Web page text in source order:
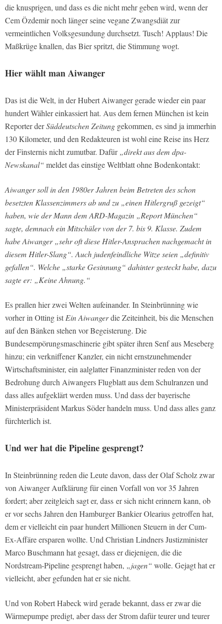
die knusprigen, und dass es die nicht mehr geben wird, wenn der
Cem Özdemir noch länger seine vegane Zwangsdiät zur
vermeintlichen Volksgesundung durchsetzt. Tusch! Applaus! Die
Maßkrüge knallen, das Bier spritzt, die Stimmung wogt.
Hier wählt man Aiwanger
Das ist die Welt, in der Hubert Aiwanger gerade wieder ein paar
hundert Wähler einkassiert hat. Aus dem fernen München ist kein
Reporter derSüddeutschen Zeitung gekommen, es sind ja immerhin
130 Kilometer, und den Redakteuren ist wohl eine Reise ins Herz
der Finsternis nicht zumutbar. Dafür„direkt aus dem dpa-
Newskanal“ meldet das einstige Weltblatt ohne Bodenkontakt:
Aiwanger soll in den 1980er Jahren beim Betreten des schon
besetzten Klassenzimmers ab und zu „einen Hitlergruß gezeigt“
haben, wie der Mann dem ARD-Magazin „Report München“
sagte, demnach ein Mitschüler von der 7. bis 9. Klasse. Zudem
habe Aiwanger „sehr oft diese Hitler-Ansprachen nachgemacht in
diesem Hitler-Slang“. Auch judenfeindliche Witze seien „definitiv
gefallen“. Welche „starke Gesinnung“ dahinter gesteckt habe, dazu
sagte er: „Keine Ahnung.“
Es prallen hier zwei Welten aufeinander. In Steinbrünning wie
vorher in Otting ist Ein Aiwangerdie Zeiteinheit, bis die Menschen
auf den Bänken stehen vor Begeisterung. Die
Bundesempörungsmaschinerie gibt später ihren Senf aus Meseberg
hinzu; ein verkniffener Kanzler, ein nicht ernstzunehmender
Wirtschaftsminister, ein aalglatter Finanzminister reden von der
Bedrohung durch Aiwangers Flugblatt aus dem Schulranzen und
dass alles aufgeklärt werden muss. Und dass der bayerische
Ministerpräsident Markus Söder handeln muss. Und dass alles ganz
fürchterlich ist.
Und wer hat die Pipeline gesprengt?
In Steinbrünning reden die Leute davon, dass der Olaf Scholz zwar
von Aiwanger Aufklärung für einen Vorfall von vor 35 Jahren
fordert; aber zeitgleich sagt er, dass er sich nicht erinnern kann, ob
er vor sechs Jahren den Hamburger Bankier Olearius getroffen hat,
dem er vielleicht ein paar hundert Millionen Steuern in der Cum-
Ex-Affäre ersparen wollte. Und Christian Lindners Justizminister
Marco Buschmann hat gesagt, dass er diejenigen, die die
Nordstream-Pipeline gesprengt haben, „jagen“ wolle. Gejagt hat er
vielleicht, aber gefunden hat er sie nicht.
Und von Robert Habeck wird gerade bekannt, dass er zwar die
Wärmepumpe predigt, aber dass der Strom dafür teurer und teurer